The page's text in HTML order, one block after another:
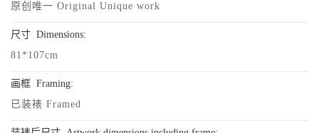
原创唯一 Original Unique work
尺寸 Dimensions:
81*107cm
画框 Framing:
已装裱 Framed